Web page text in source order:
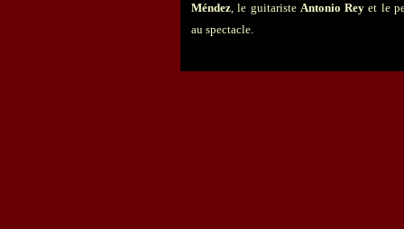
Méndez, le guitariste Antonio Reyet le
au spectacle.